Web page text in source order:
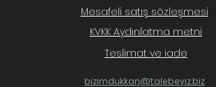
Mesafeli satış sözleşmesi
KVKK Aydınlatma metni
Teslimat ve iade
bizimdukkan@talebeyiz.biz